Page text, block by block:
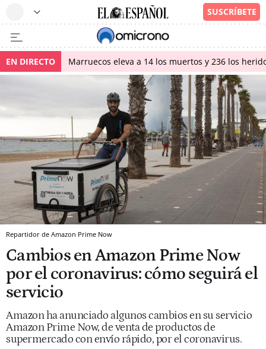
EN DIRECTO Marruecos eleva a 14 los muertos y 236 los
Repartidor de Amazon Prime Now
Cambios en Amazon Prime Now
por el coronavirus: cómo seguirá el
servicio
Amazon ha anunciado algunos cambios en su servicio
Amazon Prime Now, de venta de productos de
supermercado con envío rápido, por el coronavirus.